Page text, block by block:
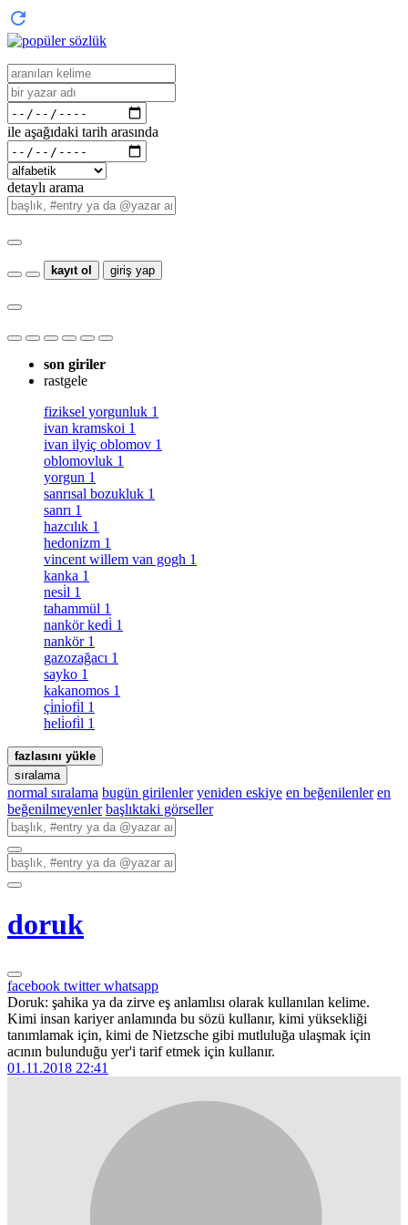
ile aşağıdaki tarih arasında
detaylı arama
kayıt ol giriş yap
son giriler
rastgele
fiziksel yorgunluk 1
ivan kramskoi 1
ivan ilyiç oblomov 1
oblomovluk 1
yorgun 1
sanrısal bozukluk 1
sanrı 1
hazcılık 1
hedonizm 1
vincent willem van gogh 1
kanka 1
nesi̇l 1
tahammül 1
nankör kedi̇ 1
nankör 1
gazozağacı 1
sayko 1
kakanomos 1
çi̇ni̇ofi̇l 1
heli̇ofi̇l 1
fazlasını yükle
sıralama
normal sıralama bugün girilenler yeniden eskiye en beğenilenler en
beğenilmeyenler başlıktaki görseller
doruk
facebook twitterwhatsapp
Doruk: şahika ya da zirve eş anlamlısı olarak kullanılan kelime.
Kimi insan kariyer anlamında bu sözü kullanır, kimi yüksekliği
tanımlamak için, kimi de Nietzsche gibi mutluluğa ulaşmak için
acının bulunduğu yer'i tarif etmek için kullanır.
01.11.2018 22:41